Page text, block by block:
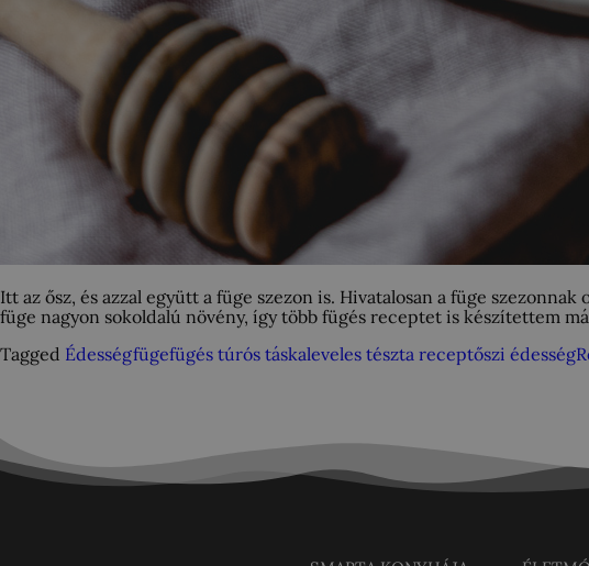
Itt az ősz, és azzal együtt a füge szezon is. Hivatalosan a füge
füge nagyon sokoldalú növény, így több fügés receptet is készítettem
Tagged Édességfügefügés túrós táskaleveles tészta receptőszi édesség